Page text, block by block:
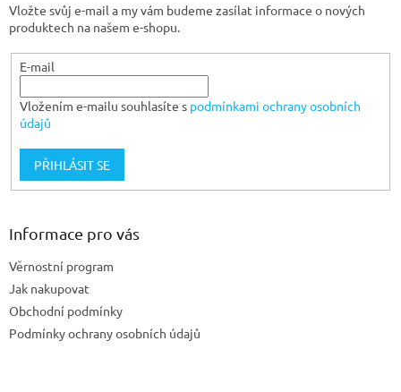
Vložte svůj e-mail a my vám budeme zasílat informace o nových
produktech na našem e-shopu.
E-mail
Vložením e-mailu souhlasíte s podmínkami ochrany osobních
údajů
PŘIHLÁSIT SE
Informace pro vás
Věrnostní program
Jak nakupovat
Obchodní podmínky
Podmínky ochrany osobních údajů